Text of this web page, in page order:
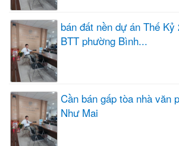
bán đất nền dự án Thế
BTT phường Bình...
Cần bán gấp tòa nhà văn
Như Mai